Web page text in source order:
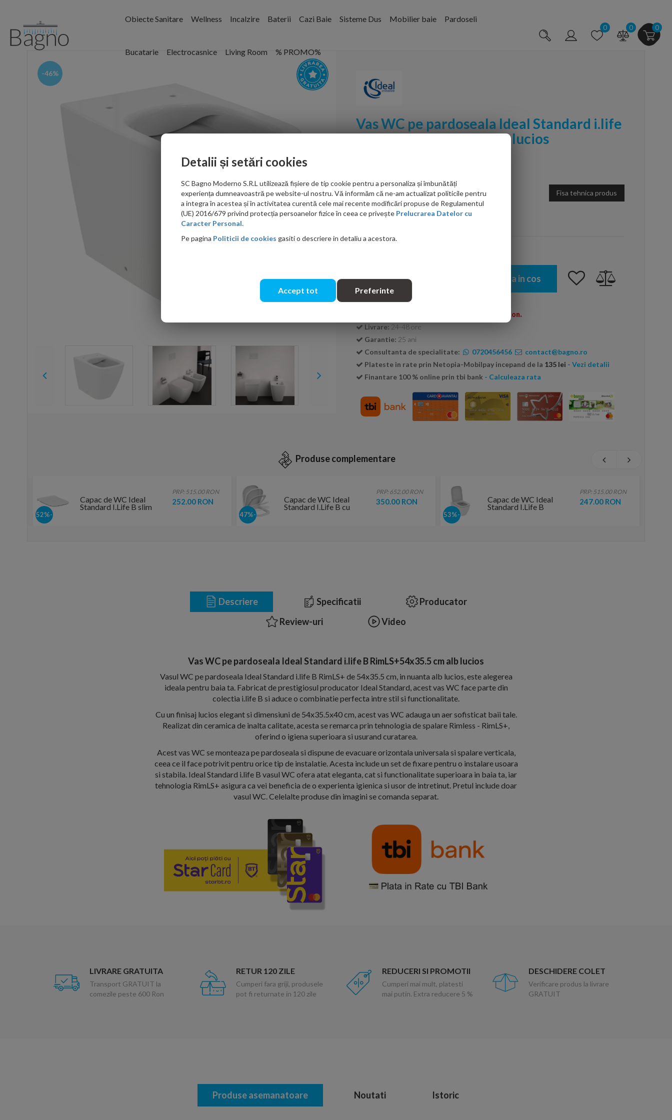
Obiecte Sanitare Wellness Incalzire Baterii Cazi Baie Sisteme Dus Mobilier baie Pardoseli
Bucatarie Electrocasnice Living Room % PROMO%
0 0 0
-46%
Vas WC pe pardoseala Ideal Standard i.life
B RimLS+54x35.5 cm alb lucios
PRP: 1,484.00 RON
812.00 RON Fisa tehnica produs
Ati gasit in alta parte mai ieftin?
Cantitate: Adauga in cos
Transport GRATUIT la comenzi peste 600 Ron.
Livrare: 24-48 ore
Garantie: 25 ani
Consultanta de specialitate:
0720456456
contact@bagno.ro
Plateste in rate prin Netopia-Mobilpay incepand de la 135 lei - Vezi detalii
Finantare 100 % online prin tbi bank - Calculeaza rata
Produse complementare
-53%
Capac de WC Ideal
Standard I.Life B
PRP: 515.00 RON
247.00 RON
-47%
Capac de WC Ideal
Standard I.Life B cu
PRP: 652.00 RON
350.00 RON
-52%
Capac de WC Ideal
Standard I.Life B slim
PRP: 515.00 RON
252.00 RON
Descriere Specificatii
Producator
Review-uri
Video
Vas WC pe pardoseala Ideal Standard i.life B RimLS+54x35.5 cm alb lucios
Vasul WC pe pardoseala Ideal Standard i.life B RimLS+ de 54x35.5 cm, in nuanta alb lucios, este alegerea
ideala pentru baia ta. Fabricat de prestigiosul producator Ideal Standard, acest vas WC face parte din
colectia i.life B si aduce o combinatie perfecta intre stil si functionalitate.
Cu un finisaj lucios elegant si dimensiuni de 54x35.5x40 cm, acest vas WC adauga un aer sofisticat baii tale.
Realizat din ceramica de inalta calitate, acesta se remarca prin tehnologia de spalare Rimless - RimLS+,
oferind o igiena superioara si usurand curatarea.
Acest vas WC se monteaza pe pardoseala si dispune de evacuare orizontala universala si spalare verticala,
ceea ce il face potrivit pentru orice tip de instalatie. Acesta include un set de fixare pentru o instalare usoara
si stabila. Ideal Standard i.life B vasul WC ofera atat eleganta, cat si functionalitate superioara in baia ta, iar
tehnologia RimLS+ asigura ca vei beneficia de o experienta igienica si usor de intretinut. Pretul include doar
vasul WC. Celelalte produse din imagini se comanda separat.
LIVRARE GRATUITA
Transport GRATUIT la
comezile peste 600 Ron
RETUR 120 ZILE
Cumperi fara griji, produsele
pot fi returnate in 120 zile
REDUCERI SI PROMOTII
Cumperi mai mult, platesti
mai putin. Extra reducere 5 %
DESCHIDERE COLET
Verificare produs la livrare
GRATUIT
Produse asemanatoare Noutati Istoric
Detalii și setări cookies
SC Bagno Moderno S.R.L utilizează fișiere de tip cookie pentru a personaliza și îmbunătăți
experiența dumneavoastră pe website-ul nostru. Vă informăm că ne-am actualizat politicile pentru
a integra în acestea și în activitatea curentă cele mai recente modificări propuse de Regulamentul
(UE) 2016/679 privind protecția persoanelor fizice în ceea ce privește Prelucrarea Datelor cu
Caracter Personal.
Pe pagina Politicii de cookies gasiti o descriere in detaliu a acestora.
Accept tot Preferinte